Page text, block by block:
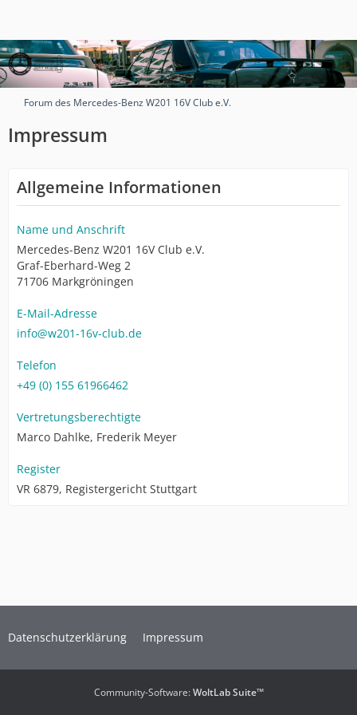
Forum des Mercedes-Benz W201 16V Club e.V.
Impressum
Allgemeine Informationen
Name und Anschrift
Mercedes-Benz W201 16V Club e.V.
Graf-Eberhard-Weg 2
71706 Markgröningen
E-Mail-Adresse
info@w201-16v-club.de
Telefon
+49 (0) 155 61966462
Vertretungsberechtigte
Marco Dahlke, Frederik Meyer
Register
VR 6879, Registergericht Stuttgart
Datenschutzerklärung Impressum
Community-Software:WoltLab Suite™